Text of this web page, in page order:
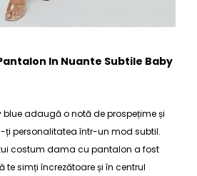
In Nuante Subtile Baby
adaugă o notă de prospețime și
ți personalitatea într-un mod subtil.
costum dama cu pantalon a fost
te simți încrezătoare și în centrul